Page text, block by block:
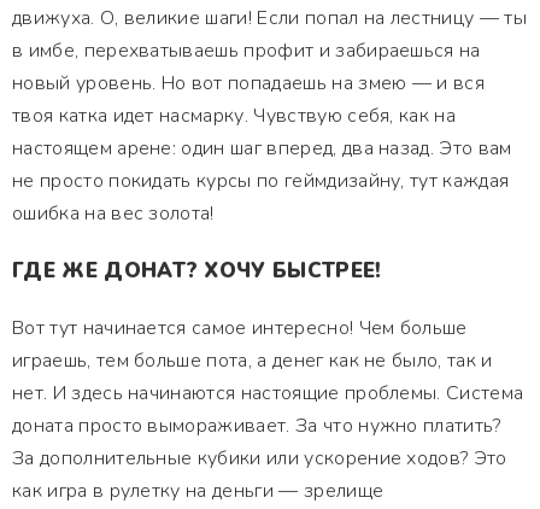
движуха. О, великие шаги! Если попал на лестницу — ты
в имбе, перехватываешь профит и забираешься на
новый уровень. Но вот попадаешь на змею — и вся
твоя катка идет насмарку. Чувствую себя, как на
настоящем арене: один шаг вперед, два назад. Это вам
не просто покидать курсы по геймдизайну, тут каждая
ошибка на вес золота!
ГДЕ ЖЕ ДОНАТ? ХОЧУ БЫСТРЕЕ!
Вот тут начинается самое интересно! Чем больше
играешь, тем больше пота, а денег как не было, так и
нет. И здесь начинаются настоящие проблемы. Система
доната просто вымораживает. За что нужно платить?
За дополнительные кубики или ускорение ходов? Это
как игра в рулетку на деньги — зрелище